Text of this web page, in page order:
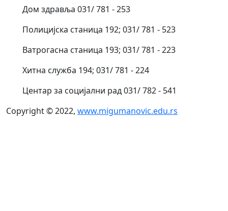
Дом здравља 031/ 781 - 253
Полицијска станица 192; 031/ 781 - 523
Ватрогасна станица 193; 031/ 781 - 223
Хитна служба 194; 031/ 781 - 224
Центар за социјални рад 031/ 782 - 541
Copyright © 2022, www.migumanovic.edu.rs